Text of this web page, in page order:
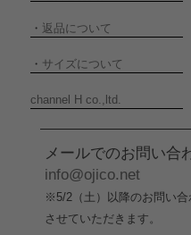
・ 返品について
・ サイズについて
channel H co.,ltd.
メールでのお問い合
info@ojico.net
※5/2（土）以降のお問い
させていただきます。